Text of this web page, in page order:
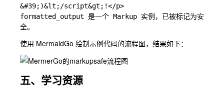
&#39;)&lt;/script&gt;!</p>
formatted_output 是一个 Markup 实例，已被标记为安
使用 MermaidGo 绘制示例代码的流程图，结果如下：
五、学习资源